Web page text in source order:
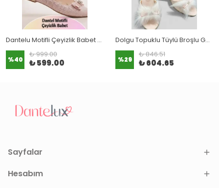
Dantelu Motifli Çeyizlik Babet - Fırsat Ürünü - Son 1 Adet - 36 Numara
%40
₺ 999.00
₺ 599.00
Dolgu Topuklu Tüylü Broşlu Gelin Terliği (Seri Sonu - Fırsat Ürünü)
%29
₺ 846.51
₺ 604.65
Sayfalar
Hesabım